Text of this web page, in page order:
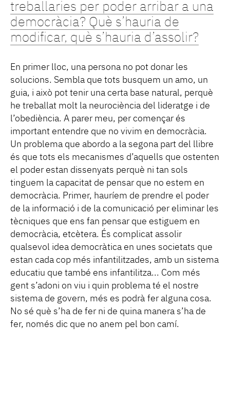
treballaries per poder arribar a una
democràcia? Què s’hauria de
modificar, què s’hauria d’assolir?
En primer lloc, una persona no pot donar les
solucions. Sembla que tots busquem un amo, un
guia, i això pot tenir una certa base natural, perquè
he treballat molt la neurociència del lideratge i de
l’obediència. A parer meu, per començar és
important entendre que no vivim en democràcia.
Un problema que abordo a la segona part del llibre
és que tots els mecanismes d’aquells que ostenten
el poder estan dissenyats perquè ni tan sols
tinguem la capacitat de pensar que no estem en
democràcia. Primer, hauríem de prendre el poder
de la informació i de la comunicació per eliminar les
tècniques que ens fan pensar que estiguem en
democràcia, etcètera. És complicat assolir
qualsevol idea democràtica en unes societats que
estan cada cop més infantilitzades, amb un sistema
educatiu que també ens infantilitza... Com més
gent s’adoni on viu i quin problema té el nostre
sistema de govern, més es podrà fer alguna cosa.
No sé què s’ha de fer ni de quina manera s’ha de
fer, només dic que no anem pel bon camí.